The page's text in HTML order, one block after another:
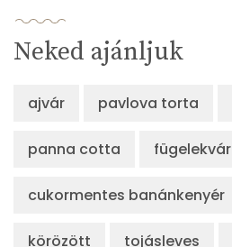
Neked ajánljuk
ajvár pavlova torta
panna cotta fügelekvár
cukormentes banánkenyér
körözött tojásleves